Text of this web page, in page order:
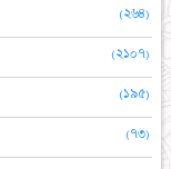
(২৬৪)
(২১০৭)
(১৯৫)
(৭৩)